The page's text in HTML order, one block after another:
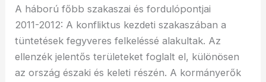
A háború főbb szakaszai és fordulópontjai
2011-2012: A konfliktus kezdeti szakaszában a
tüntetések fegyveres felkeléssé alakultak. Az
ellenzék jelentős területeket foglalt el, különösen
az ország északi és keleti részén. A kormányerők